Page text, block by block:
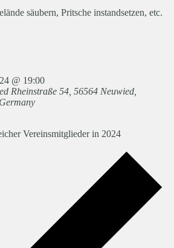
säubern, Pritsche instandsetzen, etc.
@ 19:00
Rheinstraße 54, 56564 Neuwied,
Vereinsmitglieder in 2024